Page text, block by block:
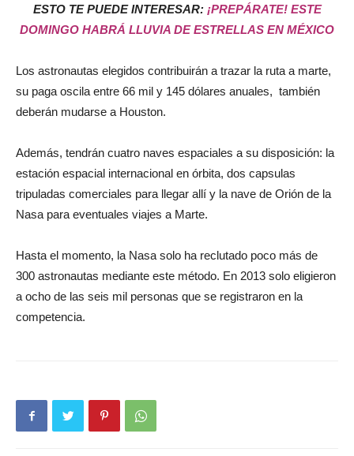
ESTO TE PUEDE INTERESAR: ¡PREPÁRATE! ESTE
DOMINGO HABRÁ LLUVIA DE ESTRELLAS EN MÉXICO
Los astronautas elegidos contribuirán a trazar la ruta a marte,
su paga oscila entre 66 mil y 145 dólares anuales, también
deberán mudarse a Houston.
Además, tendrán cuatro naves espaciales a su disposición: la
estación espacial internacional en órbita, dos capsulas
tripuladas comerciales para llegar allí y la nave de Orión de la
Nasa para eventuales viajes a Marte.
Hasta el momento, la Nasa solo ha reclutado poco más de
300 astronautas mediante este método. En 2013 solo eligieron
a ocho de las seis mil personas que se registraron en la
competencia.